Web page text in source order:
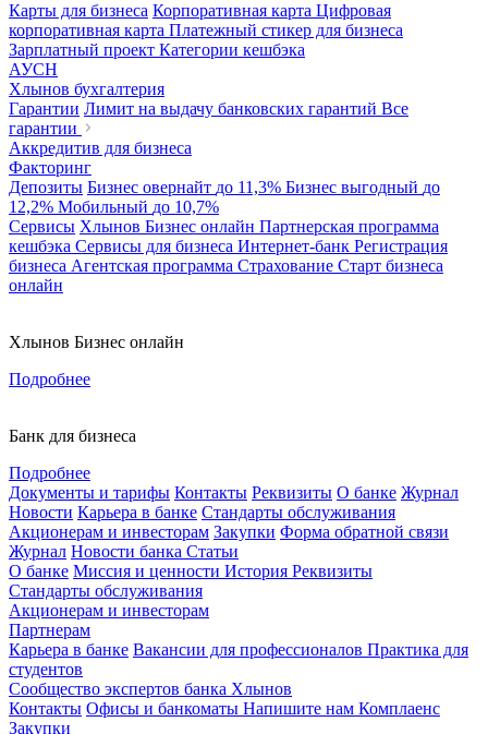
Карты для бизнеса Корпоративная карта Цифровая
корпоративная карта Платежный стикер для бизнеса
Зарплатный проект Категории кешбэка
АУСН
Хлынов бухгалтерия
Гарантии Лимит на выдачу банковских гарантий Все
гарантии
Аккредитив для бизнеса
Факторинг
Депозиты Бизнес овернайт до 11,3% Бизнес выгодный до
12,2% Мобильный до 10,7%
Сервисы Хлынов Бизнес онлайн Партнерская программа
кешбэка Сервисы для бизнеса Интернет-банк Регистрация
бизнеса Агентская программа Страхование Старт бизнеса
онлайн
Хлынов Бизнес онлайн
Подробнее
Банк для бизнеса
Подробнее
Документы и тарифы Контакты Реквизиты О банке Журнал
Новости Карьера в банке Стандарты обслуживания
Акционерам и инвесторам Закупки Форма обратной связи
Журнал Новости банка Статьи
О банке Миссия и ценности История Реквизиты
Стандарты обслуживания
Акционерам и инвесторам
Партнерам
Карьера в банке Вакансии для профессионалов Практика для
студентов
Сообщество экспертов банка Хлынов
Контакты Офисы и банкоматы Напишите нам Комплаенс
Закупки